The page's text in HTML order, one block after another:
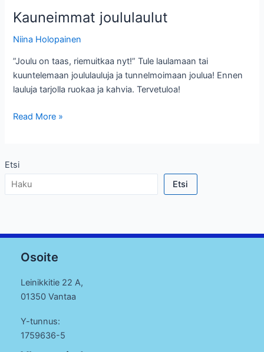
Etsi
Etsi
Kauneimmat joululaulut
Niina Holopainen
”Joulu on taas, riemuitkaa nyt!” Tule laulamaan tai
kuuntelemaan joululauluja ja tunnelmoimaan joulua! Ennen
lauluja tarjolla ruokaa ja kahvia. Tervetuloa!
Kauneimmat
Read More »
Osoite
Leinikkitie 22 A,
01350 Vantaa
Y-tunnus:
1759636-5